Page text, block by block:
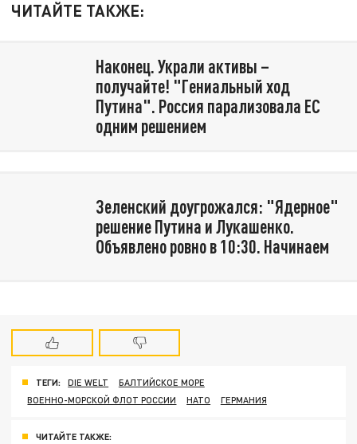
ЧИТАЙТЕ ТАКЖЕ:
Наконец. Украли активы –
получайте! "Гениальный ход
Путина". Россия парализовала ЕС
одним решением
Зеленский доугрожался: "Ядерное"
решение Путина и Лукашенко.
Объявлено ровно в 10:30. Начинаем
ТЕГИ: DIE WELT
БАЛТИЙСКОЕ МОРЕ
ВОЕННО-МОРСКОЙ ФЛОТ РОССИИ
НАТО ГЕРМАНИЯ
ЧИТАЙТЕ ТАКЖЕ: